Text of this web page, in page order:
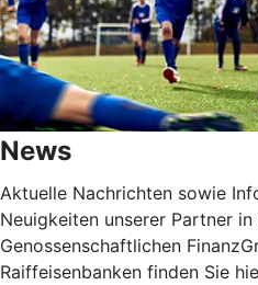
News
Aktuelle Nachrichten sowie
Neuigkeiten unserer Partner in
Genossenschaftlichen
Raiffeisenbanken finden Sie